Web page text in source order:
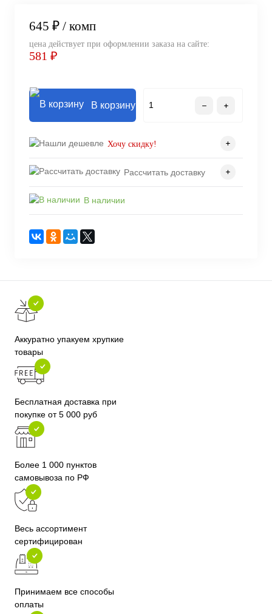
645 ₽ / комп
цена действует при оформлении заказа на сайте:
581 ₽
В корзину
Хочу скидку!
Рассчитать доставку
В наличии
Аккуратно упакуем хрупкие
товары
Бесплатная доставка при
покупке от 5 000 руб
Более 1 000 пунктов
самовывоза по РФ
Весь ассортимент
сертифицирован
Принимаем все способы
оплаты